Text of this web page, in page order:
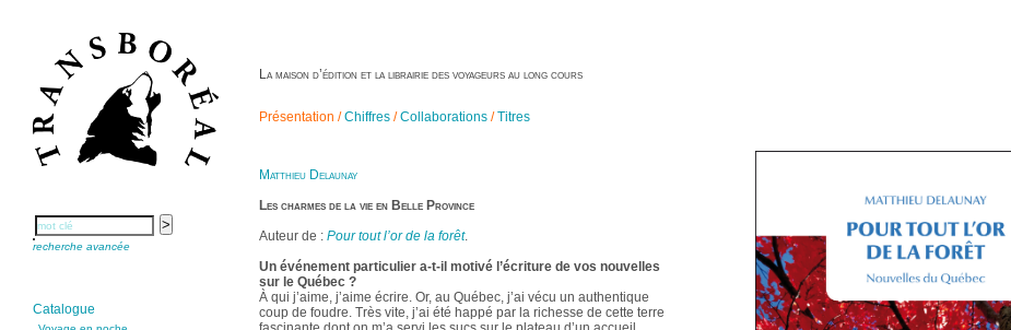
recherche avancée
Catalogue
La maison d’édition et la librairie des voyageurs au long cours
Présentation /Chiffres /Collaborations /Titres
Matthieu Delaunay
Les charmes de la vie en Belle Province
Auteur de : Pour tout l’or de la forêt.
Un événement particulier a-t-il motivé l’écriture de vos nouvelles
sur le Québec ?
À qui j’aime, j’aime écrire. Or, au Québec, j’ai vécu un authentique
coup de foudre. Très vite, j’ai été happé par la richesse de cette terre